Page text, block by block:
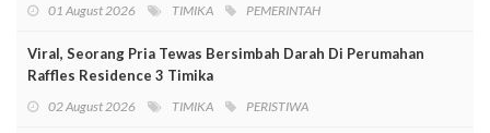
01 August 2026 TIMIKA PEMERINTAH
Viral, Seorang Pria Tewas Bersimbah Darah Di Perumahan
Raffles Residence 3 Timika
02 August 2026 TIMIKA PERISTIWA